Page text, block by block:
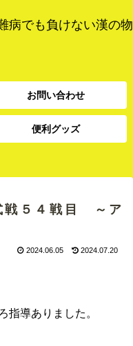
病でも負けない漢の物
お問い合わせ
便利グッズ
戦５４戦目 ～ア
2024.06.05 2024.07.20
導ありました。